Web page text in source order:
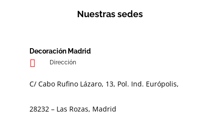
Nuestras sedes
Decoración Madrid
Dirección
C/ Cabo Rufino Lázaro, 13, Pol. Ind. Európolis,
28232 – Las Rozas, Madrid